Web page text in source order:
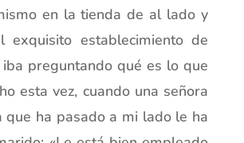
en la tienda de al lado y
exquisito establecimiento de
preguntando qué es lo que
esta vez, cuando una señora
que ha pasado a mi lado le ha